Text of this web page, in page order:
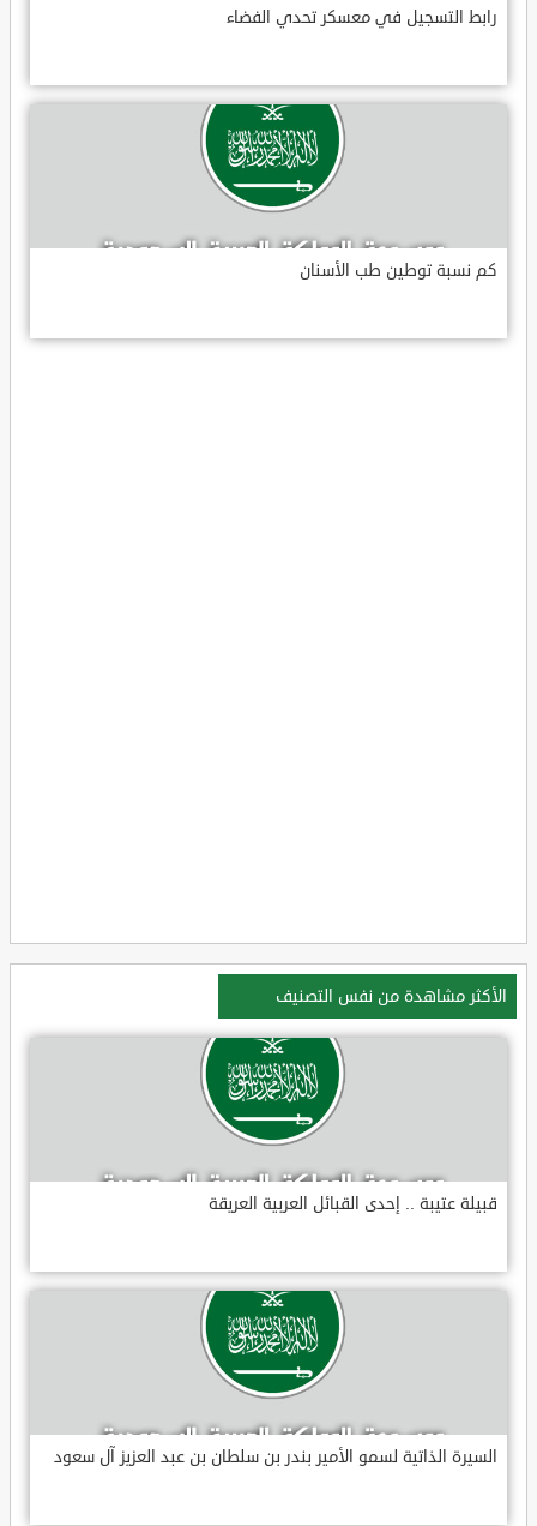
رابط التسجيل في معسكر تحدي الفضاء
كم نسبة توطين طب الأسنان
الأكثر مشاهدة من نفس التصنيف
قبيلة عتيبة .. إحدى القبائل العربية العريقة
السيرة الذاتية لسمو الأمير بندر بن سلطان بن عبد العزيز آل سعود